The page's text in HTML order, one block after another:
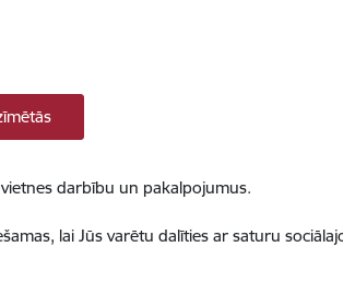
darbību un pakalpojumus.
lai Jūs varētu dalīties ar saturu